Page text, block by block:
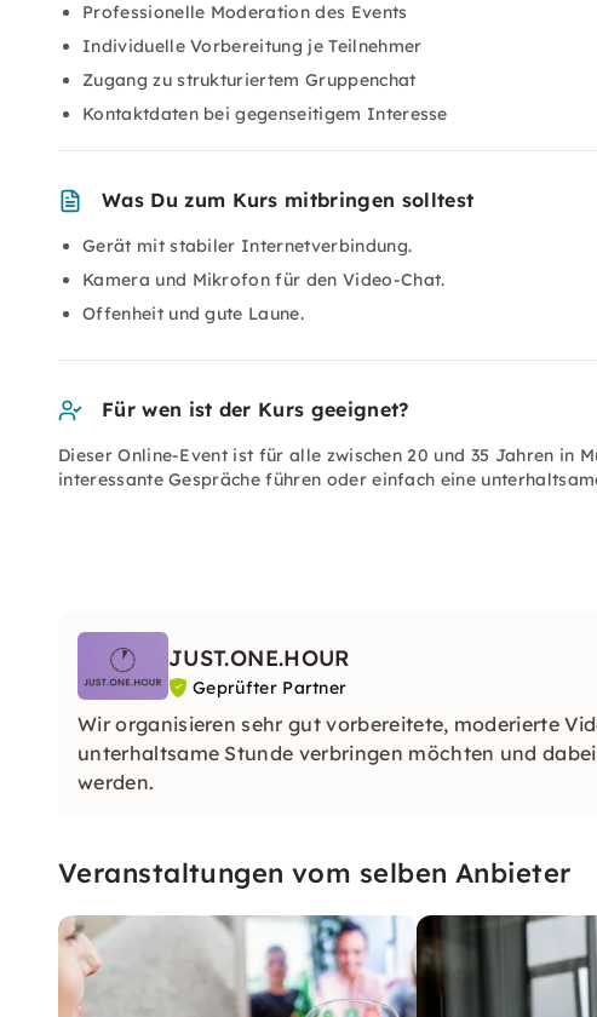
Professionelle Moderation des Events
Individuelle Vorbereitung je Teilnehmer
Zugang zu strukturiertem Gruppenchat
Kontaktdaten bei gegenseitigem Interesse
Was Du zum Kurs mitbringen solltest
Gerät mit stabiler Internetverbindung.
Kamera und Mikrofon für den Video-Chat.
Offenheit und gute Laune.
Für wen ist der Kurs geeignet?
Dieser Online-Event ist für alle zwischen 20 und 35 Jahren in
interessante Gespräche führen oder einfach eine
JUST.ONE.HOUR
Geprüfter Partner
Wir organisieren sehr gut vorbereitete, moderierte
unterhaltsame Stunde verbringen möchten und
werden.
Veranstaltungen vom selben Anbieter